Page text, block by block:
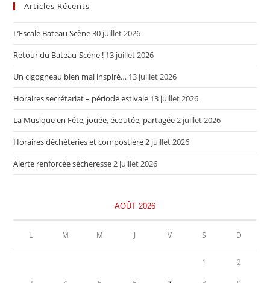
Articles Récents
L’Escale Bateau Scène30 juillet 2026
Retour du Bateau-Scène ! 13 juillet 2026
Un cigogneau bien mal inspiré… 13 juillet 2026
Horaires secrétariat – période estivale 13 juillet 2026
La Musique en Fête, jouée, écoutée, partagée2 juillet 2026
Horaires déchèteries et compostière2 juillet 2026
Alerte renforcée sécheresse2 juillet 2026
AOÛT 2026
L M M J V S D
1 2